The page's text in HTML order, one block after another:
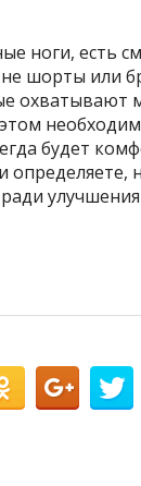
ноги, есть
не шорты или
охватывают
будет
определяете,